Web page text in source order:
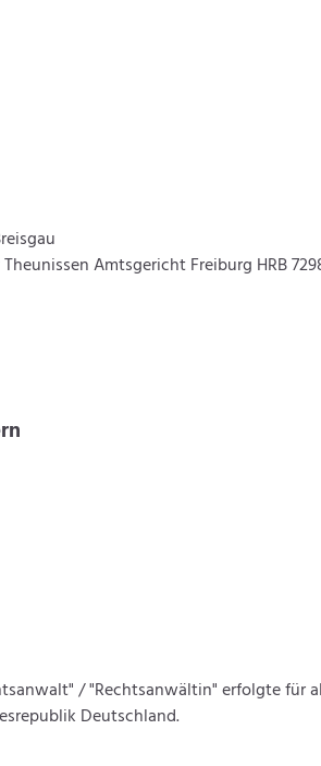
Amtsgericht Freiburg HRB
/ "Rechtsanwältin" erfolgte für
Deutschland.